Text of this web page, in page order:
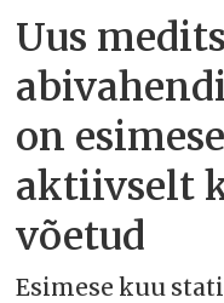
Uus
on
aktiivselt
võetud
Esimese kuu